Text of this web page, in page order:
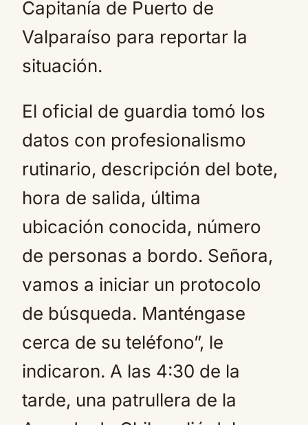
Capitanía de Puerto de
Valparaíso para reportar la
situación.
El oficial de guardia tomó los
datos con profesionalismo
rutinario, descripción del bote,
hora de salida, última
ubicación conocida, número
de personas a bordo. Señora,
vamos a iniciar un protocolo
de búsqueda. Manténgase
cerca de su teléfono”, le
indicaron. A las 4:30 de la
tarde, una patrullera de la